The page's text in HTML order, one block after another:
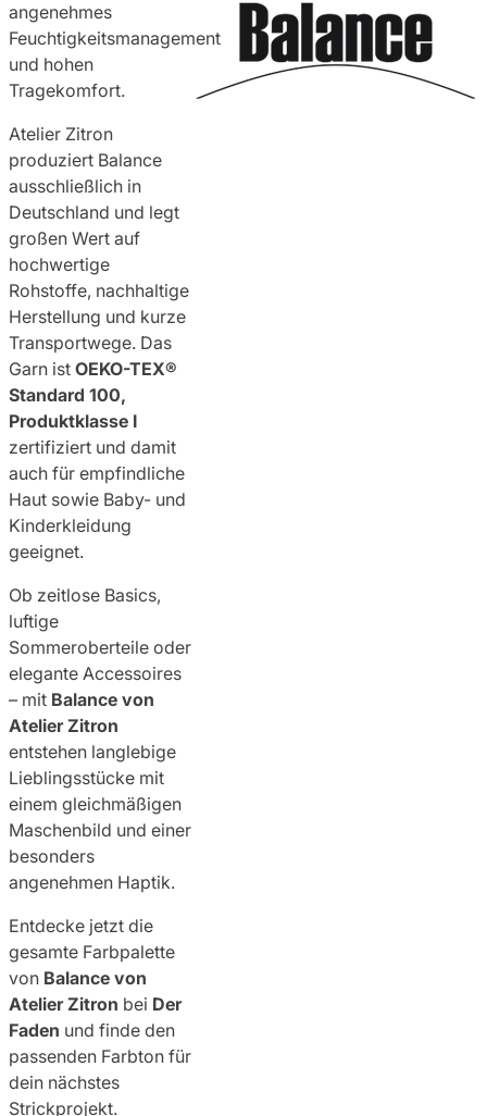
angenehmes
Feuchtigkeitsmanagement
und hohen
Tragekomfort.
Atelier Zitron
produziert Balance
ausschließlich in
Deutschland und legt
großen Wert auf
hochwertige
Rohstoffe, nachhaltige
Herstellung und kurze
Transportwege. Das
Garn ist OEKO-TEX®
Standard 100,
Produktklasse I
zertifiziert und damit
auch für empfindliche
Haut sowie Baby- und
Kinderkleidung
geeignet.
Ob zeitlose Basics,
luftige
Sommeroberteile oder
elegante Accessoires
– mit Balance von
Atelier Zitron
entstehen langlebige
Lieblingsstücke mit
einem gleichmäßigen
Maschenbild und einer
besonders
angenehmen Haptik.
Entdecke jetzt die
gesamte Farbpalette
von Balance von
Atelier Zitron bei Der
Faden und finde den
passenden Farbton für
dein nächstes
Strickprojekt.